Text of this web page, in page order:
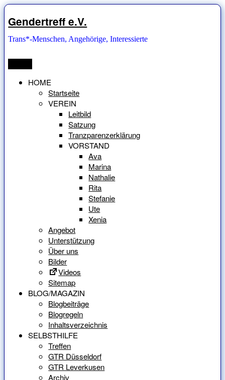
Zum
Inhalt
springen
Gendertreff e.V.
Trans*-Menschen, Angehörige, Interessierte
HOME
Startseite
VEREIN
Leitbild
Satzung
Tranzparenzerklärung
VORSTAND
Ava
Marina
Nathalie
Rita
Stefanie
Ute
Xenia
Angebot
Unterstützung
Über uns
Bilder
Videos
Sitemap
BLOG/MAGAZIN
Blogbeiträge
Blogregeln
Inhaltsverzeichnis
SELBSTHILFE
Treffen
GTR Düsseldorf
GTR Leverkusen
Archiv